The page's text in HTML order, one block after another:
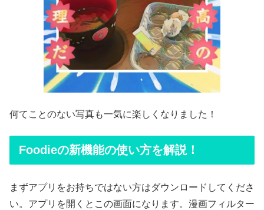
何てことのない写真も一気に楽しくなりました！
Foodieの新機能の使い方を解説！
まずアプリをお持ちではない方はダウンロードしてくださ
い。アプリを開くとこの画面になります。漫画フィルター